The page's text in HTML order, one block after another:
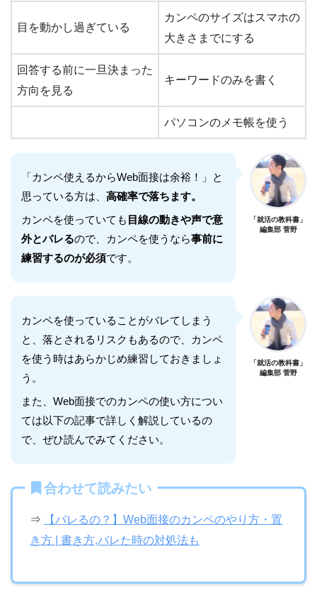
目を動かし過ぎている
カンペのサイズはスマホの
大きさまでにする
回答する前に一旦決まった
方向を見る
キーワードのみを書く
パソコンのメモ帳を使う
「カンペ使えるからWeb面接は余裕！」と
思っている方は、 高確率で落ちます。
カンペを使っていても 目線の動きや声で意
外とバレるので、カンペを使うなら事前に
練習するのが必須です。
「就活の教科書」
編集部 菅野
カンペを使っていることがバレてしまう
と、落とされるリスクもあるので、カンペ
を使う時はあらかじめ練習しておきましょ
う。
また、Web面接でのカンペの使い方につい
ては以下の記事で詳しく解説しているの
で、ぜひ読んでみてください。
「就活の教科書」
編集部 菅野
合わせて読みたい
⇒
【バレるの？】Web面接のカンペのやり方・置
き方 | 書き方,バレた時の対処法も